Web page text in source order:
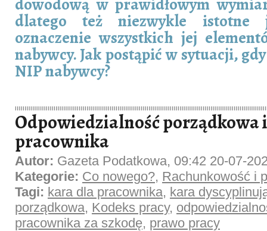
dlatego też niezwykle istotne
oznaczenie wszystkich jej
nabywcy. Jak postąpić w sytuacji,
NIP nabywcy?
Odpowiedzialność
pracownika
Autor: Gazeta Podatkowa, 09:42 20-07-
Kategorie: Co nowego?, Rachunkowość i
Tagi: kara dla pracownika, kara
porządkowa, Kodeks pracy,
pracownika za szkodę, prawo pracy